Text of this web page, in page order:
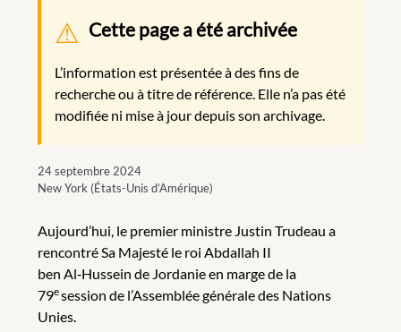
Message d'avertissement
Cette page a été archivée
L’information est présentée à des fins de
recherche ou à titre de référence. Elle n’a pas été
modifiée ni mise à jour depuis son archivage.
24 septembre 2024
New York (États-Unis d’Amérique)
Aujourd’hui, le premier ministre Justin Trudeau a
rencontré Sa Majesté le roi Abdallah II
ben Al‑Hussein de Jordanie en marge de la
79esession de l’Assemblée générale des Nations
Unies.